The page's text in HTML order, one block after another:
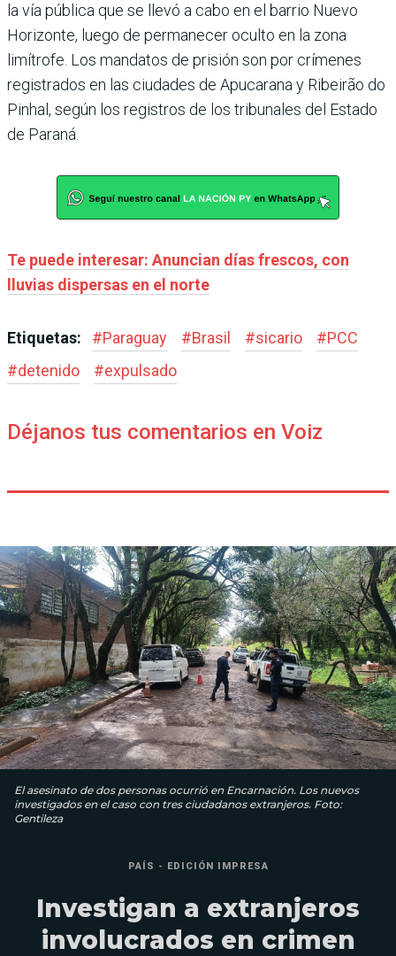
la vía pública que se llevó a cabo en el barrio Nuevo
Horizonte, luego de permanecer oculto en la zona
limítrofe. Los mandatos de prisión son por crímenes
registrados en las ciudades de Apucarana y Ribeirão do
Pinhal, según los registros de los tribunales del Estado
de Paraná.
Te puede interesar: Anuncian días frescos, con
lluvias dispersas en el norte
Etiquetas: #Paraguay #Brasil #sicario #PCC
#detenido #expulsado
Déjanos tus comentarios en Voiz
El asesinato de dos personas ocurrió en Encarnación. Los nuevos
investigados en el caso con tres ciudadanos extranjeros. Foto:
Gentileza
PAÍS - EDICIÓN IMPRESA
Investigan a extranjeros
involucrados en crimen